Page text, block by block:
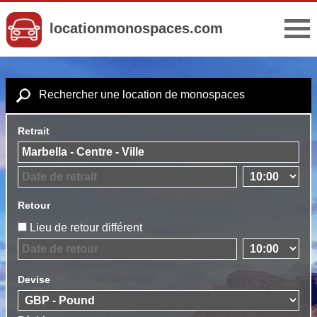
locationmonospaces.com
Rechercher une location de monospaces
Retrait
Retour
Lieu de retour différent
Devise